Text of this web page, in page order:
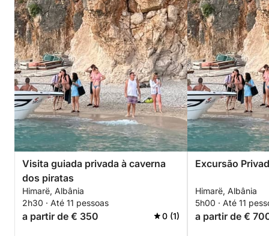
Visita guiada privada à caverna
dos piratas
Himarë, Albânia
2h30 · Até 11 pessoas
a partir de € 350 0 (1)
Excursão
Himarë, Albânia
5h00 · Até 11
a partir de €